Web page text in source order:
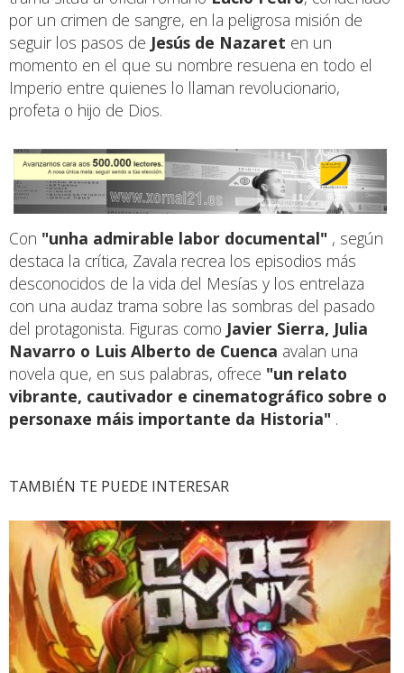
por un crimen de sangre, en la peligrosa misión de
seguir los pasos de Jesús de Nazaret en un
momento en el que su nombre resuena en todo el
Imperio entre quienes lo llaman revolucionario,
profeta o hijo de Dios.
Con "unha admirable labor documental" , según
destaca la crítica, Zavala recrea los episodios más
desconocidos de la vida del Mesías y los entrelaza
con una audaz trama sobre las sombras del pasado
del protagonista. Figuras como Javier Sierra, Julia
Navarro o Luis Alberto de Cuenca avalan una
novela que, en sus palabras, ofrece "un relato
vibrante, cautivador e cinematográfico sobre o
personaxe máis importante da Historia" .
TAMBIÉN TE PUEDE INTERESAR